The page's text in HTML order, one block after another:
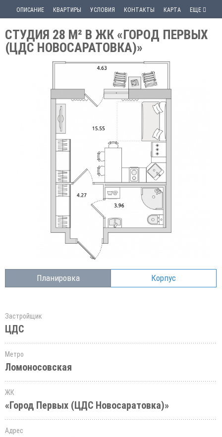
ОПИСАНИЕ КВАРТИРЫ УСЛОВИЯ КОНТАКТЫ КАРТА ЕЩЕ
СТУДИЯ 28 М² В ЖК «ГОРОД ПЕРВЫХ
(ЦДС НОВОСАРАТОВКА)»
Планировка Корпус
Застройщик
ЦДС
Метро
Ломоносовская
ЖК
«Город Первых (ЦДС Новосаратовка)»
Адрес